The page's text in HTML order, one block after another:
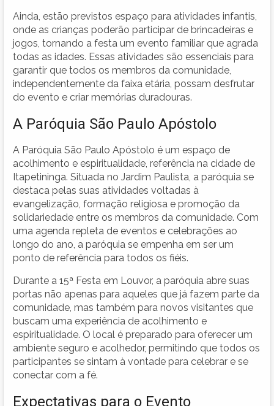
Ainda, estão previstos espaço para atividades infantis,
onde as crianças poderão participar de brincadeiras e
jogos, tornando a festa um evento familiar que agrada
todas as idades. Essas atividades são essenciais para
garantir que todos os membros da comunidade,
independentemente da faixa etária, possam desfrutar
do evento e criar memórias duradouras.
A Paróquia São Paulo Apóstolo
A Paróquia São Paulo Apóstolo é um espaço de
acolhimento e espiritualidade, referência na cidade de
Itapetininga. Situada no Jardim Paulista, a paróquia se
destaca pelas suas atividades voltadas à
evangelização, formação religiosa e promoção da
solidariedade entre os membros da comunidade. Com
uma agenda repleta de eventos e celebrações ao
longo do ano, a paróquia se empenha em ser um
ponto de referência para todos os fiéis.
Durante a 15ª Festa em Louvor, a paróquia abre suas
portas não apenas para aqueles que já fazem parte da
comunidade, mas também para novos visitantes que
buscam uma experiência de acolhimento e
espiritualidade. O local é preparado para oferecer um
ambiente seguro e acolhedor, permitindo que todos os
participantes se sintam à vontade para celebrar e se
conectar com a fé.
Expectativas para o Evento